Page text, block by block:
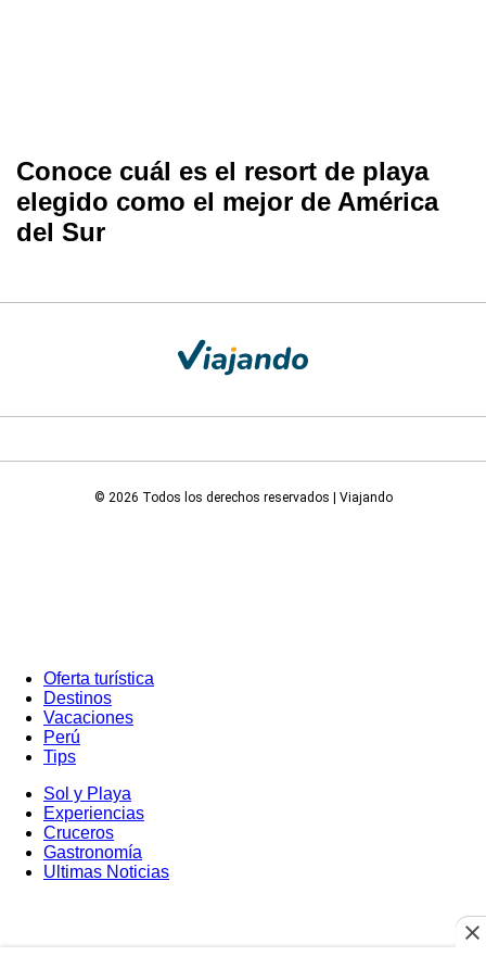
Conoce cuál es el resort de playa
elegido como el mejor de América
del Sur
© 2026 Todos los derechos reservados | Viajando
Oferta turística
Destinos
Vacaciones
Perú
Tips
Sol y Playa
Experiencias
Cruceros
Gastronomía
Ultimas Noticias